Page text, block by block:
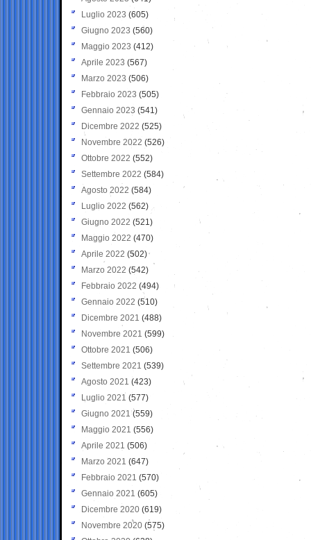
Luglio 2023 (605)
Giugno 2023 (560)
Maggio 2023 (412)
Aprile 2023 (567)
Marzo 2023 (506)
Febbraio 2023 (505)
Gennaio 2023 (541)
Dicembre 2022 (525)
Novembre 2022 (526)
Ottobre 2022 (552)
Settembre 2022 (584)
Agosto 2022 (584)
Luglio 2022 (562)
Giugno 2022 (521)
Maggio 2022 (470)
Aprile 2022 (502)
Marzo 2022 (542)
Febbraio 2022 (494)
Gennaio 2022 (510)
Dicembre 2021 (488)
Novembre 2021 (599)
Ottobre 2021 (506)
Settembre 2021 (539)
Agosto 2021 (423)
Luglio 2021 (577)
Giugno 2021(559)
Maggio 2021 (556)
Aprile 2021 (506)
Marzo 2021 (647)
Febbraio 2021 (570)
Gennaio 2021 (605)
Dicembre 2020 (619)
Novembre 2020 (575)